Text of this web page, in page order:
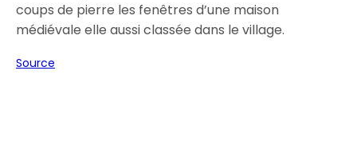
coups de pierre les fenêtres d’une maison
médiévale elle aussi classée dans le village.
Source